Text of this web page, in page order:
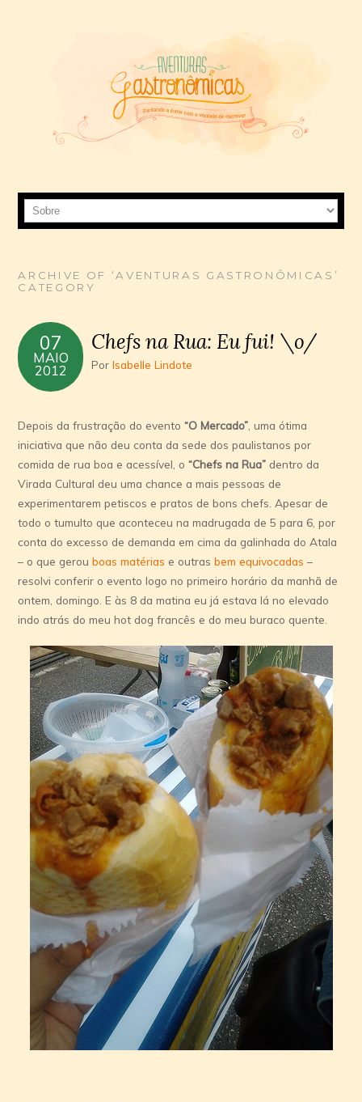
ARCHIVE OF ‘AVENTURAS GASTRONÔMICAS’
CATEGORY
07
MAIO
2012
Chefs na Rua: Eu fui! \o/
PorIsabelle Lindote
Depois da frustração do evento“O Mercado” , uma ótima
iniciativa que não deu conta da sede dos paulistanos por
comida de rua boa e acessível, o“Chefs na Rua” dentro da
Virada Cultural deu uma chance a mais pessoas de
experimentarem petiscos e pratos de bons chefs. Apesar de
todo o tumulto que aconteceu na madrugada de 5 para 6, por
conta do excesso de demanda em cima da galinhada do Atala
– o que gerouboas matérias e outrasbem equivocadas –
resolvi conferir o evento logo no primeiro horário da manhã de
ontem, domingo. E às 8 da matina eu já estava lá no elevado
indo atrás do meu hot dog francês e do meu buraco quente.